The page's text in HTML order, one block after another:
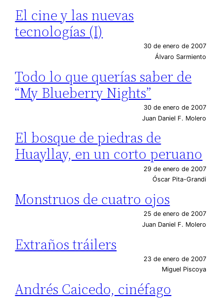
El cine y las nuevas
tecnologías (I)
30 de enero de 2007
Álvaro Sarmiento
Todo lo que querías saber de
“My Blueberry Nights”
30 de enero de 2007
Juan Daniel F. Molero
El bosque de piedras de
Huayllay, en un corto peruano
29 de enero de 2007
Óscar Pita-Grandi
Monstruos de cuatro ojos
25 de enero de 2007
Juan Daniel F. Molero
Extraños tráilers
23 de enero de 2007
Miguel Piscoya
Andrés Caicedo, cinéfago